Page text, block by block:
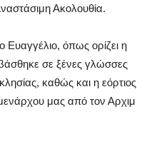
Ακολουθία.
Ευαγγέλιο, όπως ορίζει η
σε ξένες γλώσσες
καθώς και η εόρτιος
μας από τον Αρχιμ